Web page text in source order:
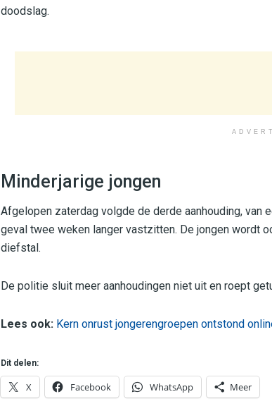
doodslag.
Minderjarige jongen
Afgelopen zaterdag volgde de derde aanhouding, van
geval twee weken langer vastzitten. De jongen wordt
diefstal.
De politie sluit meer aanhoudingen niet uit en roept
Lees ook: Kern onrust jongerengroepen ontstond
Dit delen:
X Facebook WhatsApp Meer